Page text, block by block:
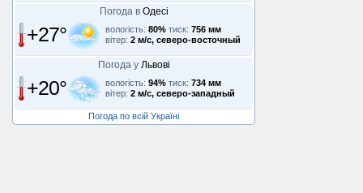
Погода в Одесі
+27° вологість: 80% тиск: 756 мм
вітер: 2 м/с, северо-восточный
Погода у Львові
+20° вологість: 94% тиск: 734 мм
вітер: 2 м/с, северо-западный
Погода по всій Україні